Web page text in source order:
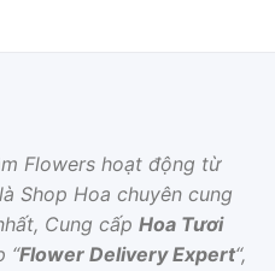
Flowers hoạt động từ
Shop Hoa chuyên cung
Cung cấp Hoa Tươi
“Flower Delivery Expert“,